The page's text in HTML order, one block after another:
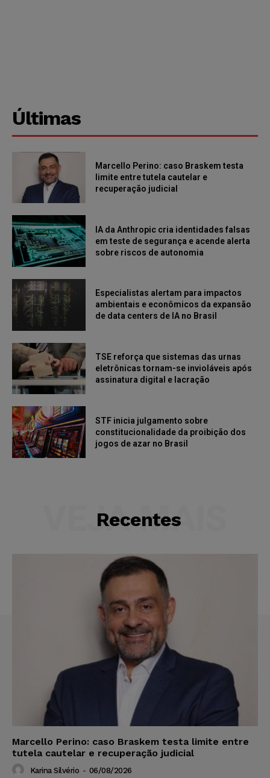
Últimas
Marcello Perino: caso Braskem testa
limite entre tutela cautelar e
recuperação judicial
IA da Anthropic cria identidades falsas
em teste de segurança e acende alerta
sobre riscos de autonomia
Especialistas alertam para impactos
ambientais e econômicos da expansão
de data centers de IA no Brasil
TSE reforça que sistemas das urnas
eletrônicas tornam-se invioláveis após
assinatura digital e lacração
STF inicia julgamento sobre
constitucionalidade da proibição dos
jogos de azar no Brasil
Recentes
VEJA MAIS
Marcello Perino: caso Braskem testa limite entre
tutela cautelar e recuperação judicial
Karina Silvério - 06/08/2026